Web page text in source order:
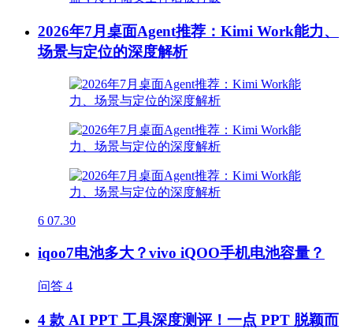
2026年7月桌面Agent推荐：Kimi Work能力、
场景与定位的深度解析
6 07.30
iqoo7电池多大？vivo iQOO手机电池容量？
问答 4
4 款 AI PPT 工具深度测评！一点 PPT 脱颖而